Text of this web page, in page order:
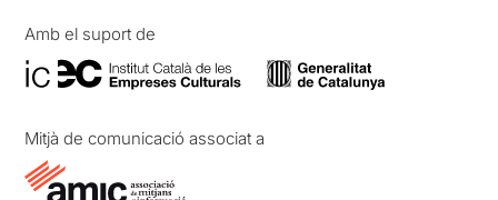
Amb el suport de
Mitjà de comunicació associat a